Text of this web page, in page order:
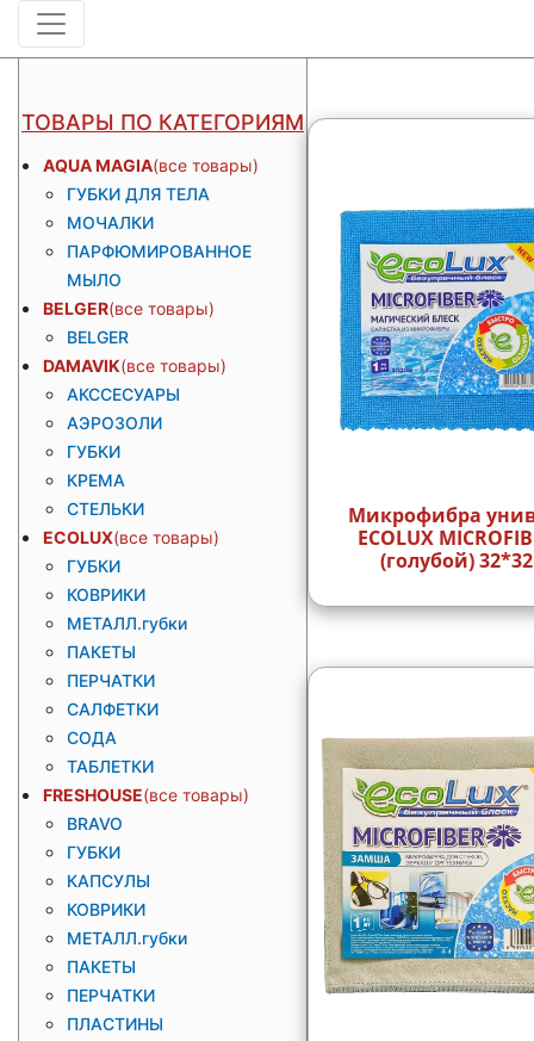
ТОВАРЫ ПО КАТЕГОРИЯМ
AQUA MAGIA
ГУБКИ ДЛЯ ТЕЛА
МОЧАЛКИ
ПАРФЮМИРОВАННОЕ
МЫЛО
BELGER
BELGER
DAMAVIK
АКССЕСУАРЫ
АЭРОЗОЛИ
ГУБКИ
КРЕМА
СТЕЛЬКИ
ECOLUX
ГУБКИ
КОВРИКИ
МЕТАЛЛ.губки
ПАКЕТЫ
ПЕРЧАТКИ
САЛФЕТКИ
СОДА
ТАБЛЕТКИ
FRESHOUSE
BRAVO
ГУБКИ
КАПСУЛЫ
КОВРИКИ
МЕТАЛЛ.губки
ПАКЕТЫ
ПЕРЧАТКИ
ПЛАСТИНЫ
Микрофибра
ECOLUX
(голубой) 32*32